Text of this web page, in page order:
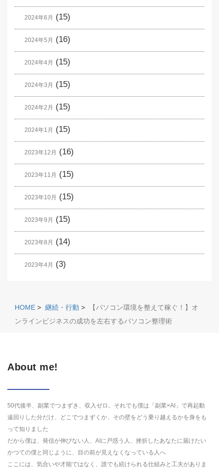
2024年6月 (15)
2024年5月 (16)
2024年4月 (15)
2024年3月 (15)
2024年2月 (15)
2024年1月 (15)
2023年12月 (16)
2023年11月 (15)
2023年10月 (15)
2023年9月 (15)
2023年8月 (14)
2023年4月 (3)
HOME > 継続・行動 >
【パソコン環境を整えて稼ぐ！】オ
ンラインビジネスの成功を左右するパソコン整理術
About me!
50代後半、副業でつまずき、収入ゼロ。それでも僕は「副業×AI」で再起動
遠回りした分だけ、どこでつまずくか、その壁をどう乗り越えるかを身をも
って知りました
だから僕は、発信が伸びない人、AIに戸惑う人、挫折したあなたに届けたい
かつての僕と同じように、目の前が見えなくなっている人へ
ここには、気合いや才能ではなく、誰でも続けられる仕組みと工夫がありま